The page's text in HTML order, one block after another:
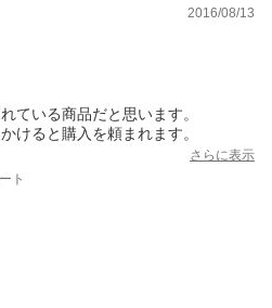
2016/08/13
ている商品だと思います。
けると購入を頼まれます。
さらに表示
ト